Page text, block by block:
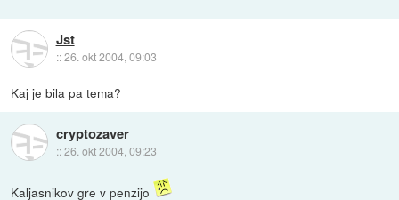
Jst
::26. okt 2004, 09:03
Kaj je bila pa tema?
cryptozaver
::26. okt 2004, 09:23
Kaljasnikov gre v penzijo